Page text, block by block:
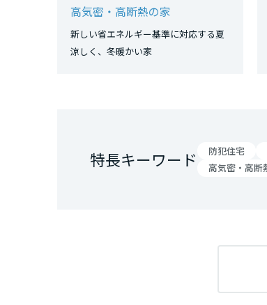
高気密・高断熱の家
新しい省エネルギー基準に対応する夏
涼しく、冬暖かい家
特長キーワード 防犯住宅
高気密・高断